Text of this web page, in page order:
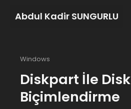
Abdul Kadir SUNGURLU
Windows
Diskpart İle Disk
Biçimlendirme